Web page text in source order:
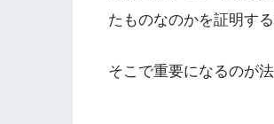
たものなのかを証明す
そこで重要になるのが